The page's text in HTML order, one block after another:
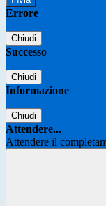
Errore
Chiudi
Successo
Chiudi
Informazione
Chiudi
Attendere...
Attendere il